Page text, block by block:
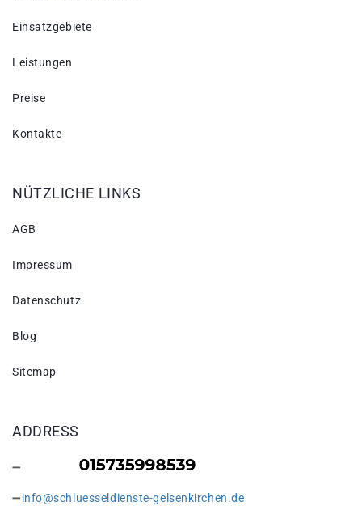
Einsatzgebiete
Leistungen
Preise
Kontakte
NÜTZLICHE LINKS
AGB
Impressum
Datenschutz
Blog
Sitemap
ADDRESS
info@schluesseldienste-gelsenkirchen.de